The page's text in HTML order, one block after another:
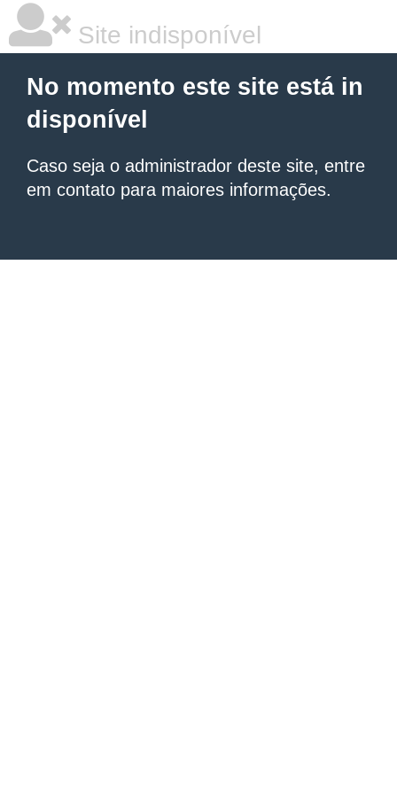
Site indisponível
No momento este site está in
disponível
Caso seja o administrador deste site, entre
em contato para maiores informações.